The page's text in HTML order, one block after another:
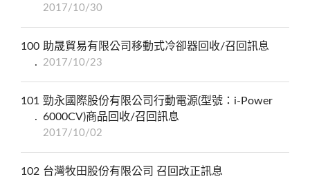
2017/10/30
100 助晟貿易有限公司移動式冷卻器回收/召回訊息
2017/10/23
101 勁永國際股份有限公司行動電源(型號：i-Power
6000CV)商品回收/召回訊息
2017/10/02
102 台灣牧田股份有限公司 召回改正訊息